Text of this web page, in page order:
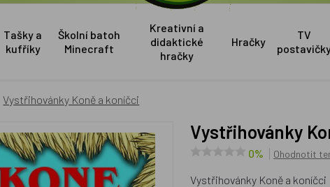
Tašky a
kufříky
Školní batoh
Minecraft
Kreativní a
didaktické
hračky
Hračky
TV
Vystřihovánky Koně a koníčci
Vystřihovánky
0% Ohodnotit
Vystřihovánky Koně a koníčci